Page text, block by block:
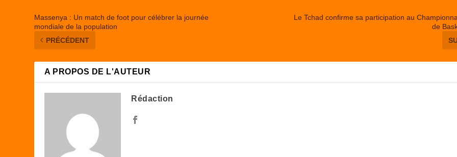
Massenya : Un match de foot pour célébrer la journée
mondiale de la population
PRÉCÉDENT
Le Tchad confirme sa participation au
de
A PROPOS DE L'AUTEUR
Rédaction